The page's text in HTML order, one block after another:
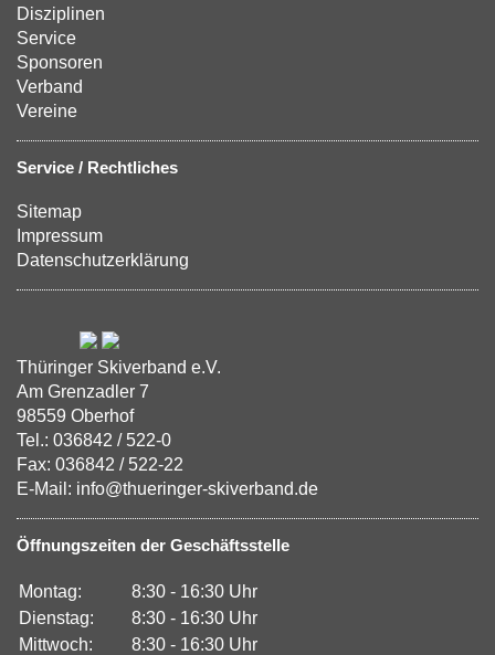
Disziplinen
Service
Sponsoren
Verband
Vereine
Service / Rechtliches
Sitemap
Impressum
Datenschutzerklärung
Thüringer Skiverband e.V.
Am Grenzadler 7
98559 Oberhof
Tel.: 036842 / 522-0
Fax: 036842 / 522-22
E-Mail: info@thueringer-skiverband.de
Öffnungszeiten der Geschäftsstelle
Montag:
8:30 - 16:30 Uhr
Dienstag:
8:30 - 16:30 Uhr
Mittwoch:
8:30 - 16:30 Uhr